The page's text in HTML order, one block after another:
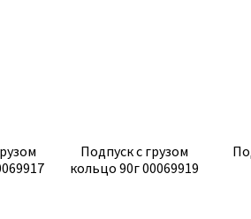
Подпуск с грузом
кольцо 90г 00069919